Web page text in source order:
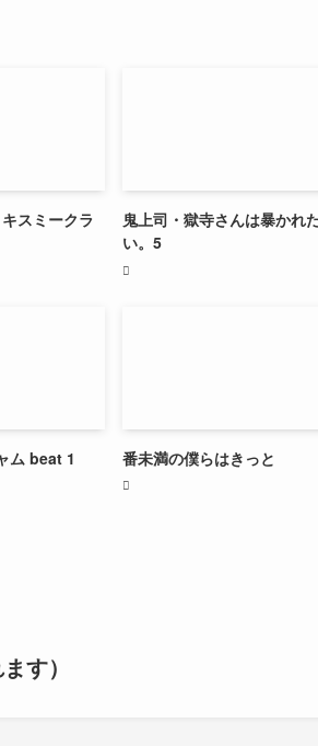
スミークラ
鬼上司・獄寺さんは暴かれ
い。5
ム beat 1 番未満の僕らはきっと
す）